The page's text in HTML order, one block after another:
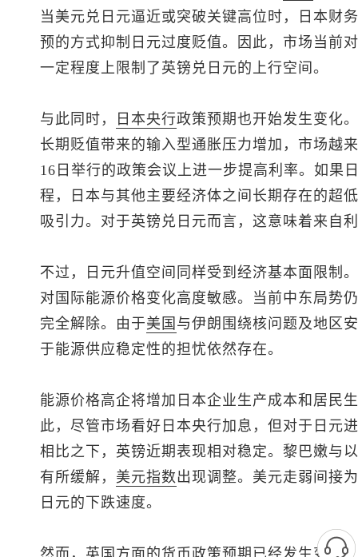
当 美元兑日元逼近或突破关键高位时，日本财
预的方式抑制日元过度贬值。因此，市场当前
一定程度上限制了 英镑兑日元的上行空间。
与此同时， 日本央行政策预期也开始发生变化
长期贬值带来的输入型通胀压力增加，市场越
16日举行的政策会议上进一步提高利率。如果
程，日本与其他主要经济体之间长期存在的超
吸引力。对于英镑兑日元而言，这意味着来自
不过，日元升值空间同样受到经济基本面限制
对国际能源价格变化高度敏感。当前中东局势
完全解除。由于美国 与伊朗围绕核问题及地区
于能源供应稳定性的担忧依然存在。
能源价格高企将增加日本企业生产成本和居民
此，尽管市场看好日本央行加息，但对于日元
相比之下，英镑近期表现相对稳定。黎巴嫩与
有所缓解， 美元指数出现调整。美元走弱间接
日元的下跌速度。
然而，英国方面的货币政策预期已经发生变化